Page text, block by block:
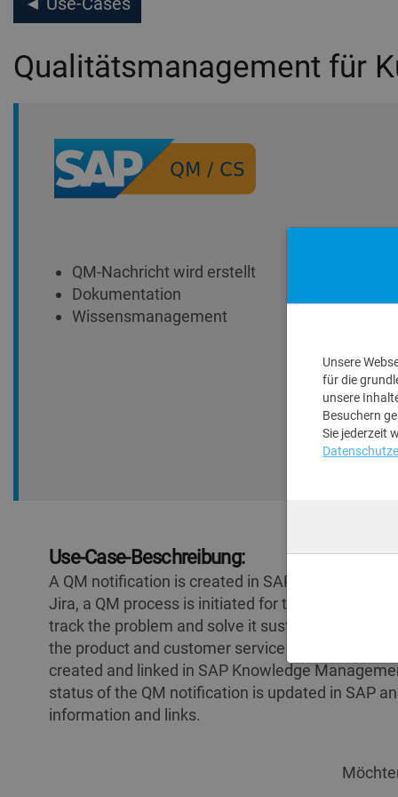
Qualitätsmanagement für
QM-Nachricht wird erstellt
Dokumentation
Wissensmanagement
Use-Case-Beschreibung:
A QM notification is created in SAP or Jira for a
Jira, a QM process is initiated for the technician/
track the problem and solve it sustainably. Linked
the product and customer service can be viewed.
created and linked in SAP Knowledge
status of the QM notification is updated in SAP
information and links.
Unsere
für die
unsere
Besuchern
Sie jederzeit